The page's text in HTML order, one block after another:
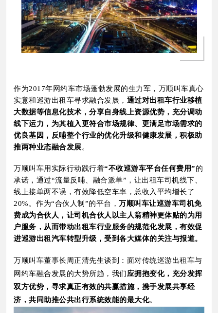
作为2017年网约车市场蓬勃发展的生力军，万顺叫车真心
实意和巡游出租车寻求融合发展， 通过对出租车行业移植
大数据等信息化技术，分享自身线上资源优势，充分调动
线下运力，为其植入更符合市场规律、更满足市场需求的
优良基因，反哺整个行业的优化升级和健康发展，积极助
推两种业态融合发展。
万顺叫车用实际行动践行着“不收巡游车平台任何费用”的
承诺，通过“流量反哺、融合派单”，让出租车司机线下、
线上接单两不误，有效降低空车率，总收入平均增长了
20%。作为“合伙人制”的平台，万顺叫车让巡游车司机免
费成为合伙人， 让司机合伙人以主人翁精神更体贴的为用
户服务，从而带动出租车行业服务的规范化发展，有效促
进巡游出租汽车转型升级，受到各大媒体的关注与报道。
万顺叫车董事长周正清先生谈到：面对传统巡游出租车与
网约车融合发展的大势所趋，我们应拥抱变化，充分发挥
双方优势，寻求真正有效的共赢措施，携手发展共享经
济，共同助推公共出行系统效能的最大化。